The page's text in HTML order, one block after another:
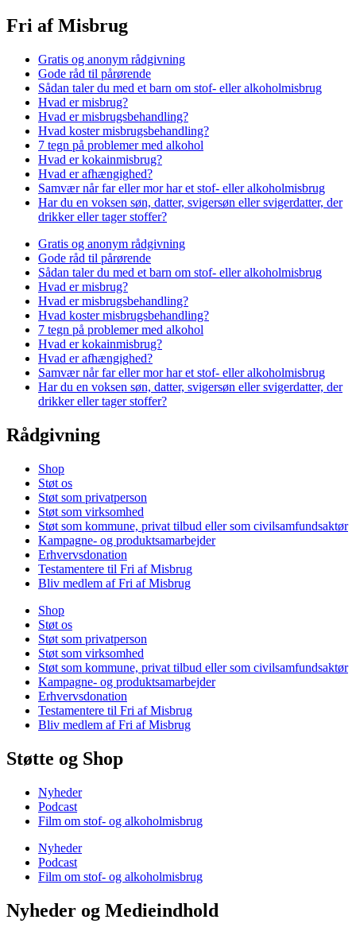
Fri af Misbrug
Gratis og anonym rådgivning
Gode råd til pårørende
Sådan taler du med et barn om stof- eller alkoholmisbrug
Hvad er misbrug?
Hvad er misbrugsbehandling?
Hvad koster misbrugsbehandling?
7 tegn på problemer med alkohol
Hvad er kokainmisbrug?
Hvad er afhængighed?
Samvær når far eller mor har et stof- eller alkoholmisbrug
Har du en voksen søn, datter, svigersøn eller svigerdatter, der
drikker eller tager stoffer?
Gratis og anonym rådgivning
Gode råd til pårørende
Sådan taler du med et barn om stof- eller alkoholmisbrug
Hvad er misbrug?
Hvad er misbrugsbehandling?
Hvad koster misbrugsbehandling?
7 tegn på problemer med alkohol
Hvad er kokainmisbrug?
Hvad er afhængighed?
Samvær når far eller mor har et stof- eller alkoholmisbrug
Har du en voksen søn, datter, svigersøn eller svigerdatter, der
drikker eller tager stoffer?
Rådgivning
Shop
Støt os
Støt som privatperson
Støt som virksomhed
Støt som kommune, privat tilbud eller som civilsamfundsaktør
Kampagne- og produktsamarbejder
Erhvervsdonation
Testamentere til Fri af Misbrug
Bliv medlem af Fri af Misbrug
Shop
Støt os
Støt som privatperson
Støt som virksomhed
Støt som kommune, privat tilbud eller som civilsamfundsaktør
Kampagne- og produktsamarbejder
Erhvervsdonation
Testamentere til Fri af Misbrug
Bliv medlem af Fri af Misbrug
Støtte og Shop
Nyheder
Podcast
Film om stof- og alkoholmisbrug
Nyheder
Podcast
Film om stof- og alkoholmisbrug
Nyheder og Medieindhold